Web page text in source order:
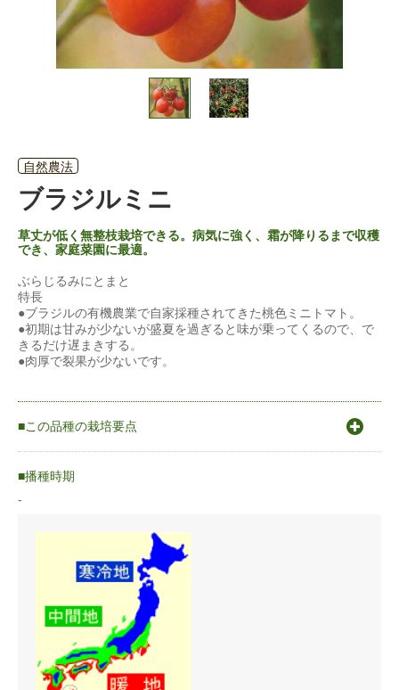
自然農法
ブラジルミニ
草丈が低く無整枝栽培できる。病気に強く、霜が降りるまで収穫
でき、家庭菜園に最適。
ぶらじるみにとまと
特長
●ブラジルの有機農業で自家採種されてきた桃色ミニトマト。
●初期は甘みが少ないが盛夏を過ぎると味が乗ってくるので、で
きるだけ遅まきする。
●肉厚で裂果が少ないです。
この品種の栽培要点
生育適温昼間 25〜30℃
〇温暖な気候に適する。
い。
〇乾燥気味が生育には良く、過湿には弱い。
〇高温時には着果、着色、肥大とも不良になる。
〇やや乾燥を好むので必要時以外には水遣りをしない。
播種時期
-